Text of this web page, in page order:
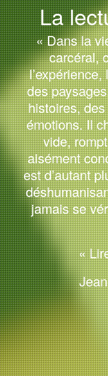
La
« Dans la
carcéral,
des
histoires,
émotions. Il
vide,
aisément
est d’autant
jamais se
«